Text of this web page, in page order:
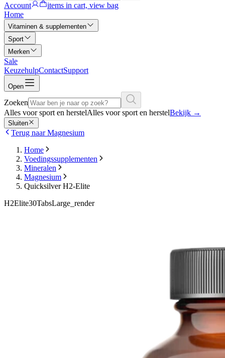
Account
items in cart, view bag
Home
Vitaminen & supplementen
Sport
Merken
Sale
KeuzehulpContactSupport
Open
Zoeken
Alles voor sport en herstelAlles voor sport en herstelBekijk →
Sluiten
Terug naar Magnesium
Home
Voedingssupplementen
Mineralen
Magnesium
Quicksilver H2-Elite
H2Elite30TabsLarge_render